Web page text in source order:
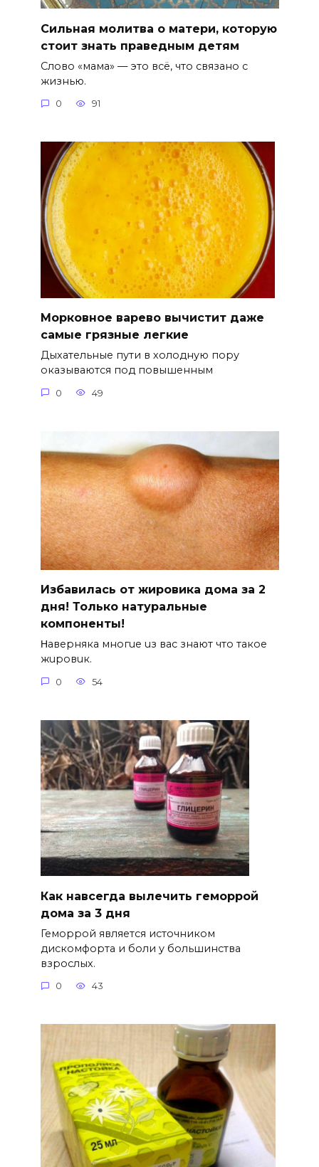
Сильная молитва о матери, которую
стоит знать праведным детям
Слово «мама» — это всё, что связано с
жизнью.
0 91
Морковное варево вычистит даже
самые грязные легкие
Дыхательные пути в холодную пору
оказываются под повышенным
0 49
Избавилась от жировика дома за 2
дня! Только натуральные
компоненты!
Ηавepняка многue uз вас знают что такоe
жuровuк.
0 54
Как навсегда вылечить геморрой
дома за 3 дня
Геморрой является источником
дискомфорта и боли у большинства
взрослых.
0 43